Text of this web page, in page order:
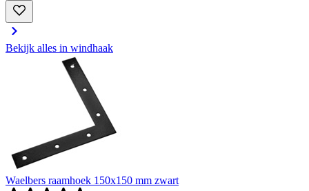
Bekijk alles in windhaak
Waelbers raamhoek 150x150 mm zwart